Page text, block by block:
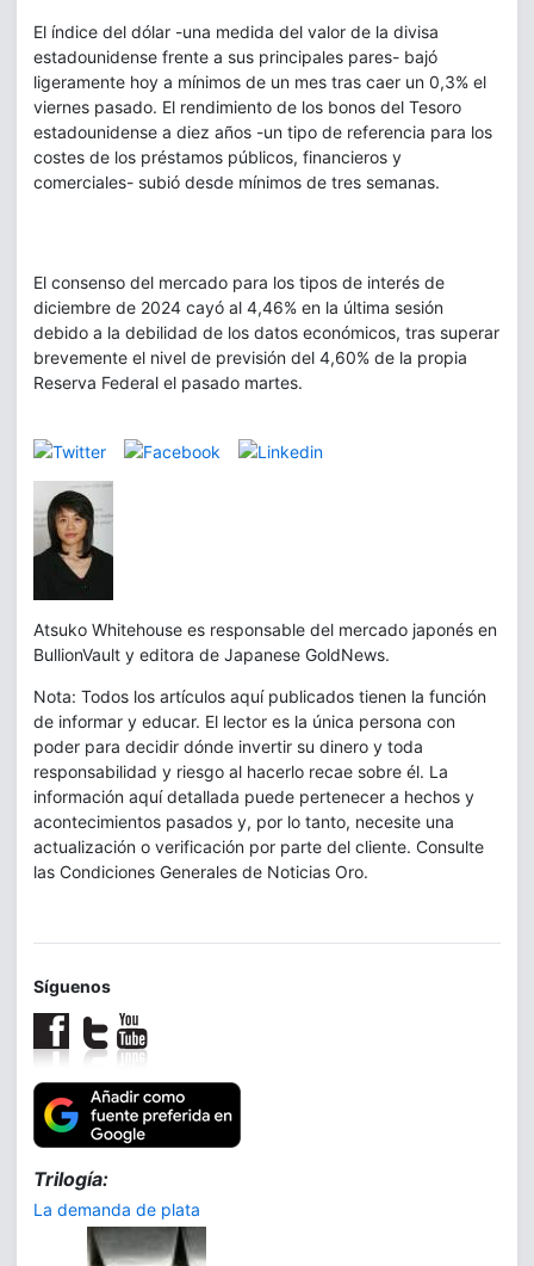
El índice del dólar -una medida del valor de la divisa
estadounidense frente a sus principales pares- bajó
ligeramente hoy a mínimos de un mes tras caer un 0,3% el
viernes pasado. El rendimiento de los bonos del Tesoro
estadounidense a diez años -un tipo de referencia para los
costes de los préstamos públicos, financieros y
comerciales- subió desde mínimos de tres semanas.
El consenso del mercado para los tipos de interés de
diciembre de 2024 cayó al 4,46% en la última sesión
debido a la debilidad de los datos económicos, tras superar
brevemente el nivel de previsión del 4,60% de la propia
Reserva Federal el pasado martes.
Atsuko Whitehouse es responsable del mercado japonés en
BullionVault y editora de Japanese GoldNews.
Nota: Todos los artículos aquí publicados tienen la función
de informar y educar. El lector es la única persona con
poder para decidir dónde invertir su dinero y toda
responsabilidad y riesgo al hacerlo recae sobre él. La
información aquí detallada puede pertenecer a hechos y
acontecimientos pasados y, por lo tanto, necesite una
actualización o verificación por parte del cliente. Consulte
las Condiciones Generales de Noticias Oro.
Síguenos
Trilogía:
La demanda de plata